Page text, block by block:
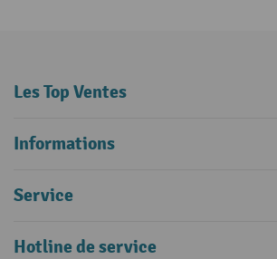
Les Top Ventes
Informations
Service
Hotline de service